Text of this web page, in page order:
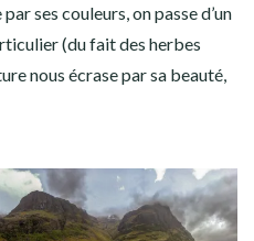
ses couleurs, on passe d’un
(du fait des herbes
nous écrase par sa beauté,